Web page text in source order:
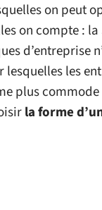
on peut
on compte : la
d’entreprise
lesquelles les
plus
la forme